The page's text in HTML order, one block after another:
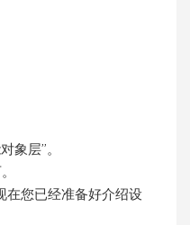
象层”。
在您已经准备好介绍设